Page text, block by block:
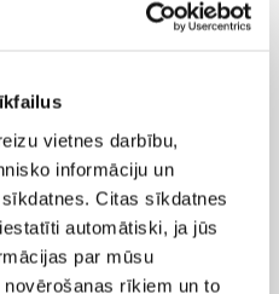
vietnes darbību,
informāciju un
Citas sīkdatnes
automātiski, ja jūs
par mūsu
rīkiem un to